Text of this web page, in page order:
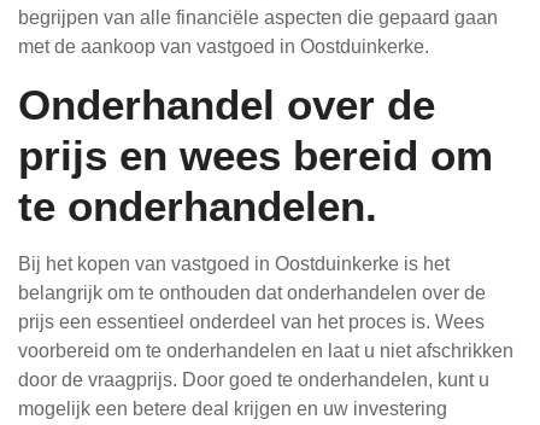
begrijpen van alle financiële aspecten die gepaard gaan
met de aankoop van vastgoed in Oostduinkerke.
Onderhandel over de
prijs en wees bereid om
te onderhandelen.
Bij het kopen van vastgoed in Oostduinkerke is het
belangrijk om te onthouden dat onderhandelen over de
prijs een essentieel onderdeel van het proces is. Wees
voorbereid om te onderhandelen en laat u niet afschrikken
door de vraagprijs. Door goed te onderhandelen, kunt u
mogelijk een betere deal krijgen en uw investering